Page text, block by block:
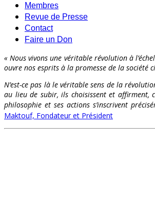
Membres
Revue de Presse
Contact
Faire un Don
« Nous vivons une véritable révolution à
ouvre nos esprits à la promesse de la société
N’est-ce pas là le véritable sens de la
au lieu de subir, ils choisissent et affirment,
philosophie et ses actions s’inscrivent
Maktouf, Fondateur et Président